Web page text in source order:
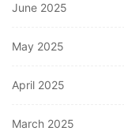
June 2025
May 2025
April 2025
March 2025